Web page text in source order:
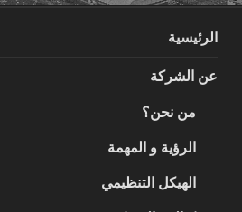
الرئيسية
عن الشركة
من نحن؟
الرؤية و المهمة
الهيكل التنظيمي